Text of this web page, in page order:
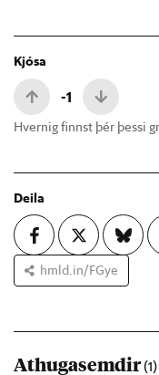
Kjósa
-1
Hvernig finnst þér þessi
Deila
hmld.in/FGye
Athugasemdir(1)